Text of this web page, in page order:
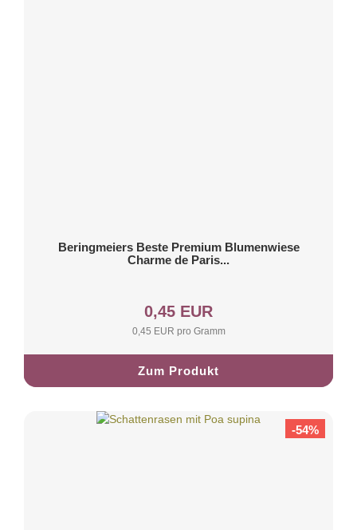
Beringmeiers Beste Premium Blumenwiese
Charme de Paris...
0,45 EUR
0,45 EUR pro Gramm
Zum Produkt
-54%